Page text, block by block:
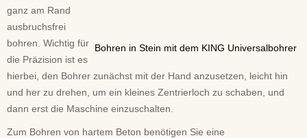
Bohren in Stein mit dem KING Universalbohrer
ganz am Rand
ausbruchsfrei
bohren. Wichtig für
die Präzision ist es
hierbei, den Bohrer zunächst mit der Hand anzusetzen, leicht hin
und her zu drehen, um ein kleines Zentrierloch zu schaben, und
dann erst die Maschine einzuschalten.
Zum Bohren von hartem Beton benötigen Sie eine